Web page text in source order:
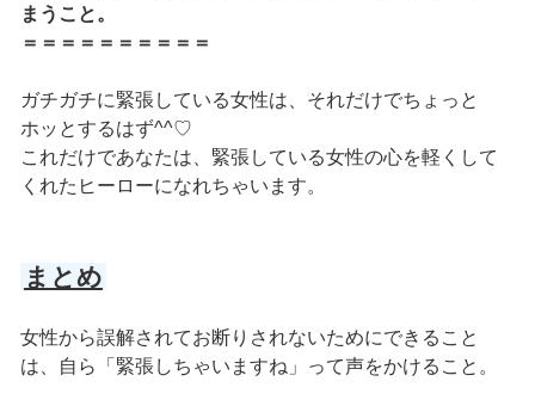
まうこと。
＝＝＝＝＝＝＝＝＝＝
ガチガチに緊張している女性は、それだけでちょっと
ホッとするはず^^♡
これだけであなたは、緊張している女性の心を軽くして
くれたヒーローになれちゃいます。
まとめ
女性から誤解されてお断りされないためにできること
は、自ら「緊張しちゃいますね」って声をかけること。